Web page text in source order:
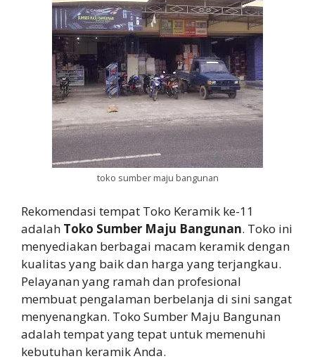
toko sumber maju bangunan
Rekomendasi tempat Toko Keramik ke-11
adalah Toko Sumber Maju Bangunan. Toko ini
menyediakan berbagai macam keramik dengan
kualitas yang baik dan harga yang terjangkau.
Pelayanan yang ramah dan profesional
membuat pengalaman berbelanja di sini sangat
menyenangkan. Toko Sumber Maju Bangunan
adalah tempat yang tepat untuk memenuhi
kebutuhan keramik Anda.